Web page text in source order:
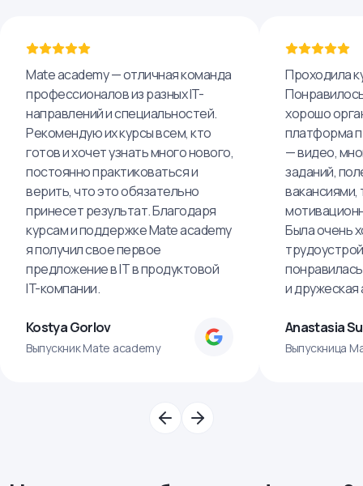
Mate academy — отличная команда
профессионалов из разных IT-
направлений и специальностей.
Рекомендую их курсы всем, кто
готов и хочет узнать много нового,
постоянно практиковаться и
верить, что это обязательно
принесет результат. Благодаря
курсам и поддержке Mate academy
я получил свое первое
предложение в IT в продуктовой
IT-компании.
Kostya Gorlov
Выпускник Mate academy
Проходила
хорошо
платформа
— видео,
заданий,
вакансиями,
Была очень
и
Anastasia
Выпускница